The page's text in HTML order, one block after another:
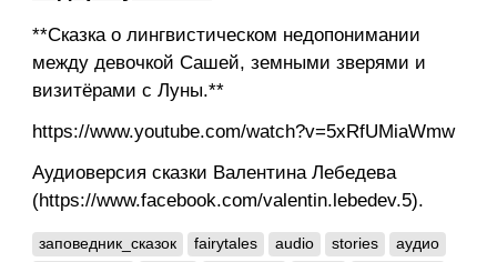
**Сказка о лингвистическом недопонимании
между девочкой Сашей, земными зверями и
визитёрами с Луны.**
https://www.youtube.com/watch?v=5xRfUMiaWmw
Аудиоверсия сказки Валентина Лебедева
(https://www.facebook.com/valentin.lebedev.5).
заповедник_сказок fairytales audio stories
аудио